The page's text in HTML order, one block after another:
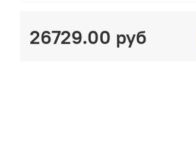
26729.00 руб